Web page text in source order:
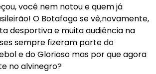
você nem notou e quem já
O Botafogo se vê,novamente,
desportiva e muita audiência na
sempre fizeram parte do
e do Glorioso mas por que agora
no alvinegro?